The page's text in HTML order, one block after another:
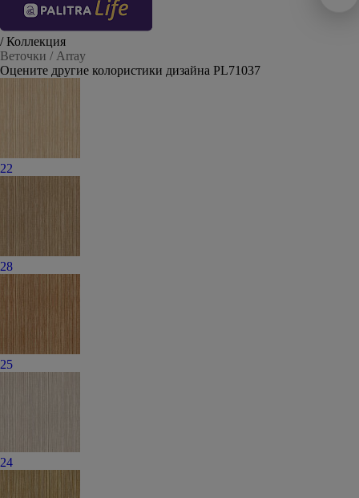
/ Коллекция
Веточки / Array
Оцените другие колористики дизайна PL71037
22
28
25
24